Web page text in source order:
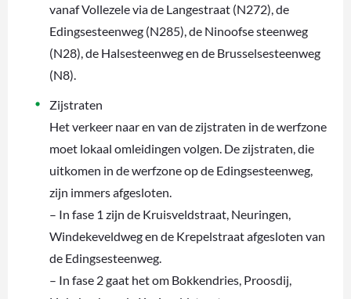
vanaf Vollezele via de Langestraat (N272), de
Edingsesteenweg (N285), de Ninoofse steenweg
(N28), de Halsesteenweg en de Brusselsesteenweg
(N8).
Zijstraten
Het verkeer naar en van de zijstraten in de werfzone
moet lokaal omleidingen volgen. De zijstraten, die
uitkomen in de werfzone op de Edingsesteenweg,
zijn immers afgesloten.
– In fase 1 zijn de Kruisveldstraat, Neuringen,
Windekeveldweg en de Krepelstraat afgesloten van
de Edingsesteenweg.
– In fase 2 gaat het om Bokkendries, Proosdij,